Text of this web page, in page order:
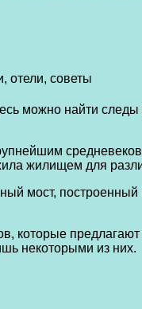
можно найти
жилищем для
мост,
которые
некоторыми из них.